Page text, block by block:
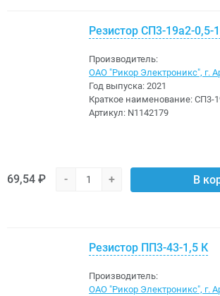
Резистор СП3-19а2-0,5-
Производитель:
ОАО "Рикор Электроникс", г.
Год выпуска: 2021
Краткое наименование: СП3-
Артикул: N1142179
69,54 ₽ - + В
Резистор ПП3-43-1,5 К
Производитель:
ОАО "Рикор Электроникс", г.